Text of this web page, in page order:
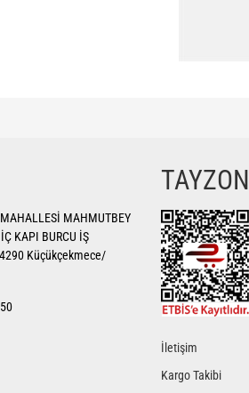
kalitesiz, bozuk veya görüntülenemiyor.
hatalar bulunuyor.
diğer sitelerden daha pahalı.
MAHMUTBEY
KAPI BURCU İŞ
Küçükçekmece/
TAYZON
İletişim
Kargo Takibi